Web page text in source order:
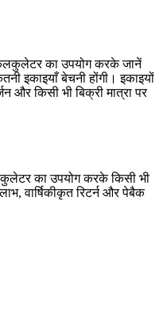
का उपयोग करके जानें
इकाइयाँ बेचनी होंगी। इकाइयों
और किसी भी बिक्री मात्रा पर
का उपयोग करके किसी भी
वार्षिकीकृत रिटर्न और पेबैक